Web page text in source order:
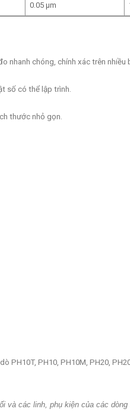
0.05 µm
chóng, chính xác trên nhiều
số có thể lập trình.
thước nhỏ gọn.
PH10T, PH10, PH10M, PH20,
và các linh, phụ kiện của các dòng